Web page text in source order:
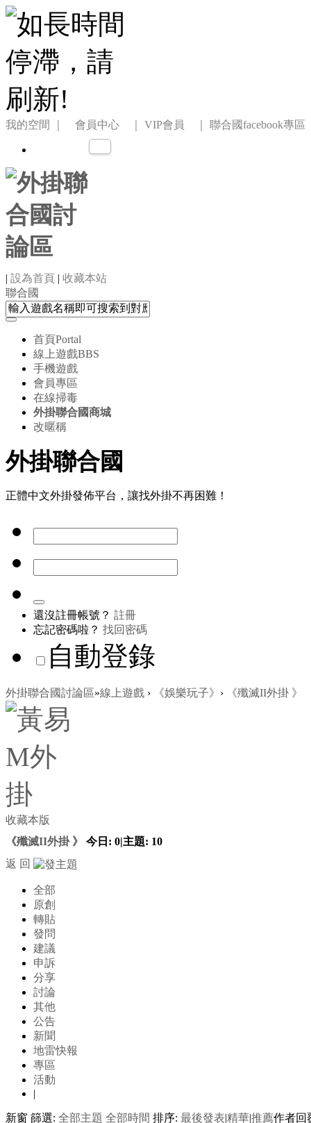
我的空間 ｜ 會員中心 ｜ VIP會員 ｜ 聯合國facebook專區
| 設為首頁 | 收藏本站
聯合國
首頁Portal
線上遊戲BBS
手機遊戲
會員專區
在線掃毒
外掛聯合國商城
改暱稱
外掛聯合國
正體中文外掛發佈平台，讓找外掛不再困難！
還沒註冊帳號？ 註冊
忘記密碼啦？ 找回密碼
自動登錄
外掛聯合國討論區»線上遊戲 › 《娛樂玩子》 › 《殲滅II外掛 》
收藏本版
《殲滅II外掛 》
今日: 0|主題: 10
返 回
全部
原創
轉貼
發問
建議
申訴
分享
討論
其他
公告
新聞
地雷快報
專區
活動
|
新窗 篩選: 全部主題 全部時間 排序: 最後發表|精華|推薦作者回